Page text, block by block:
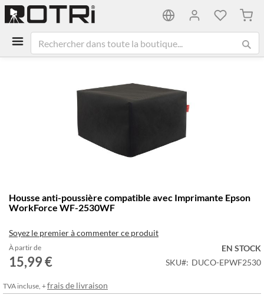
Mon
au
début
la
Galerie
d’images
Housse anti-poussière compatible avec Imprimante Epson
WorkForce WF-2530WF
Soyez le premier à commenter ce produit
À partir de
15,99 €
EN STOCK
SKU
DUCO-EPWF2530
TVA incluse, +frais de livraison